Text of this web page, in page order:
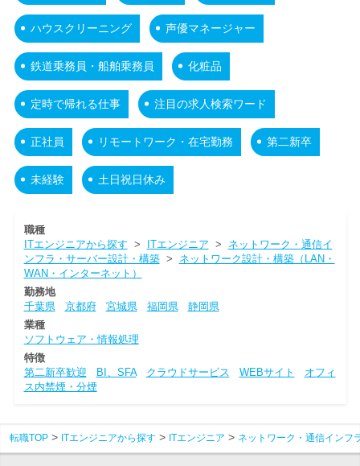
ハウスクリーニング 声優マネージャー
鉄道乗務員・船舶乗務員 化粧品
定時で帰れる仕事 注目の求人検索ワード
正社員 リモートワーク・在宅勤務 第二新卒
未経験 土日祝日休み
職種
ITエンジニアから探す > ITエンジニア > ネットワーク・通信イ
ンフラ・サーバー設計・構築> ネットワーク設計・構築（LAN・
WAN・インターネット）
勤務地
千葉県
京都府 宮城県 福岡県
静岡県
業種
ソフトウェア・情報処理
特徴
第二新卒歓迎
BI、SFA クラウドサービス WEBサイト
オフィ
ス内禁煙・分煙
転職TOP ITエンジニアから探す ITエンジニア ネットワーク・通信インフ